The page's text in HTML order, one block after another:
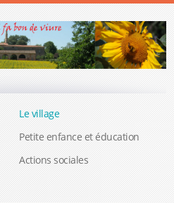
Le village
Petite enfance et éducation
Actions sociales